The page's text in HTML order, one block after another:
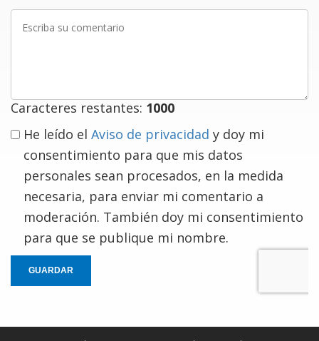
Caracteres restantes: 1000
He leído el Aviso de privacidad y doy mi
consentimiento para que mis datos
personales sean procesados, en la medida
necesaria, para enviar mi comentario a
moderación. También doy mi consentimiento
para que se publique mi nombre.
GUARDAR